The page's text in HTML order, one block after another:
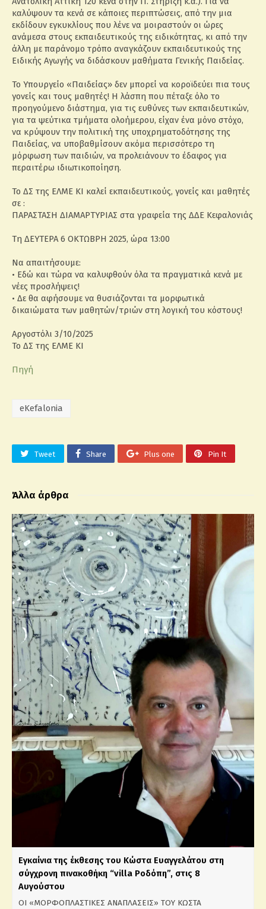
καλύψουν τα κενά σε κάποιες περιπτώσεις, από την μια
εκδίδουν εγκυκλίους που λένε να μοιραστούν οι ώρες
ανάμεσα στους εκπαιδευτικούς της ειδικότητας, κι από την
άλλη με παράνομο τρόπο αναγκάζουν εκπαιδευτικούς της
Ειδικής Αγωγής να διδάσκουν μαθήματα Γενικής Παιδείας.
Το Υπουργείο «Παιδείας» δεν μπορεί να κοροϊδεύει πια τους
γονείς και τους μαθητές! Η λάσπη που πέταξε όλο το
προηγούμενο διάστημα, για τις ευθύνες των εκπαιδευτικών,
για τα ψεύτικα τμήματα ολοήμερου, είχαν ένα μόνο στόχο,
να κρύψουν την πολιτική της υποχρηματοδότησης της
Παιδείας, να υποβαθμίσουν ακόμα περισσότερο τη
μόρφωση των παιδιών, να προλειάνουν το έδαφος για
περαιτέρω ιδιωτικοποίηση.
Το ΔΣ της ΕΛΜΕ ΚΙ καλεί εκπαιδευτικούς, γονείς και μαθητές
σε :
ΠΑΡΑΣΤΑΣΗ ΔΙΑΜΑΡΤΥΡΙΑΣ στα γραφεία της ΔΔΕ Κεφαλονιάς
Τη ΔΕΥΤΕΡΑ 6 ΟΚΤΩΒΡΗ 2025, ώρα 13:00
Να απαιτήσουμε:
• Εδώ και τώρα να καλυφθούν όλα τα πραγματικά κενά με
νέες προσλήψεις!
• Δε θα αφήσουμε να θυσιάζονται τα μορφωτικά
δικαιώματα των μαθητών/τριών στη λογική του κόστους!
Αργοστόλι 3/10/2025
Το ΔΣ της ΕΛΜΕ ΚΙ
Πηγή
eKefalonia
Tweet Share Plus one Pin It
Άλλα άρθρα
Εγκαίνια της έκθεσης του Κώστα Ευαγγελάτου στη
σύγχρονη πινακοθήκη “villa Ροδόπη”, στις 8
Αυγούστου
ΟΙ «ΜΟΡΦΟΠΛΑΣΤΙΚΕΣ ΑΝΑΠΛΑΣΕΙΣ» ΤΟΥ ΚΩΣΤΑ